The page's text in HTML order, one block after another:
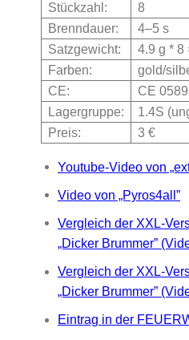
Stückzahl:
8
Brenndauer:
4–5 s
Satzgewicht:
4.9 g * 8
Farben:
gold/
CE:
CE
Lagergruppe:
1.4S
Preis:
3 €
Youtube-Video von
Video von „Pyros4all”
Vergleich der XXL-
„Dicker Brummer”
Vergleich der XXL-
„Dicker Brummer”
Eintrag in der